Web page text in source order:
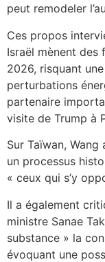
peut remodeler
Ces propos
Israël mènent des
2026, risquant
perturbations
partenaire
visite de Trump à
Sur Taïwan,
un processus
« ceux qui s’y
Il a également
ministre Sanae
substance » la
évoquant une